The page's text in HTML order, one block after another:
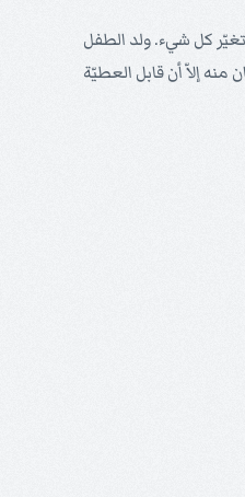
كل شيء. ولد الطفل
منه إلاّ أن قابل العطيّة